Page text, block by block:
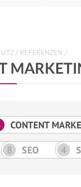
/ REFERENZEN /
CONTENT
8 SEO 4